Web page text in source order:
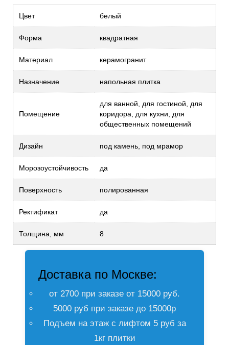
Цвет белый
Форма квадратная
Материал керамогранит
Назначение напольная плитка
Помещение
для ванной, для гостиной, для
коридора, для кухни, для
общественных помещений
Дизайн под камень, под мрамор
Морозоустойчивость да
Поверхность полированная
Ректификат да
Толщина, мм 8
Доставка по Москве:
от 2700 при заказе от 15000 руб.
5000 руб при заказе до 15000р
Подъем на этаж с лифтом 5 руб за
1кг плитки